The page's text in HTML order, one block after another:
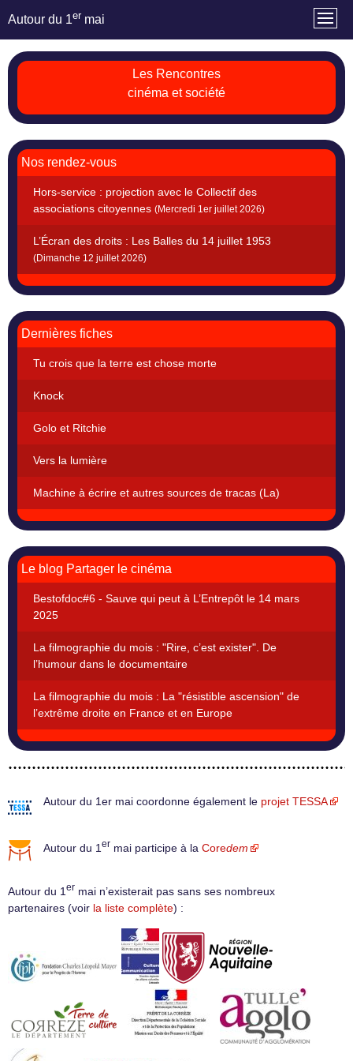
Autour du 1er mai
Les Rencontres
cinéma et société
Nos rendez-vous
Hors-service : projection avec le Collectif des
associations citoyennes (Mercredi 1er juillet 2026)
L’Écran des droits : Les Balles du 14 juillet 1953
(Dimanche 12 juillet 2026)
Dernières fiches
Tu crois que la terre est chose morte
Knock
Golo et Ritchie
Vers la lumière
Machine à écrire et autres sources de tracas (La)
Le blog Partager le cinéma
Bestofdoc#6 - Sauve qui peut à L’Entrepôt le 14 mars
2025
La filmographie du mois : "Rire, c’est exister". De
l’humour dans le documentaire
La filmographie du mois : La "résistible ascension" de
l’extrême droite en France et en Europe
Autour du 1er mai coordonne également le projet TESSA
Autour du 1 er mai participe à la Coredem
Autour du 1 er mai n’existerait pas sans ses nombreux
partenaires (voir la liste complète) :